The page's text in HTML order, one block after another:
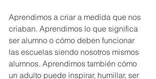
Aprendimos a criar a medida que nos
criaban. Aprendimos lo que significa
ser alumno o cómo deben funcionar
las escuelas siendo nosotros mismos
alumnos. Aprendimos también cómo
un adulto puede inspirar, humillar, ser